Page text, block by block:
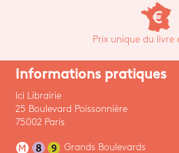
Prix unique du livre
Informations pratiques
Ici Librairie
25 Boulevard Poissonnière
75002 Paris
Grands Boulevards